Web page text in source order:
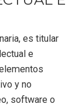
es titular
e
y no
software o